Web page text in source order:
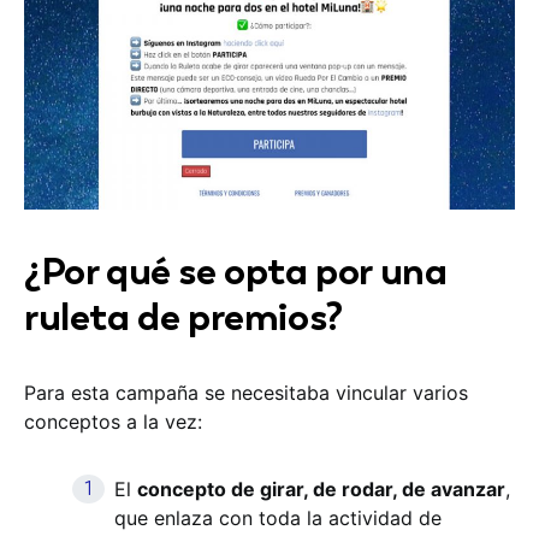
¿Por qué se opta por una
ruleta de premios?
Para esta campaña se necesitaba vincular varios
conceptos a la vez:
El concepto de girar, de rodar, de avanzar,
que enlaza con toda la actividad de